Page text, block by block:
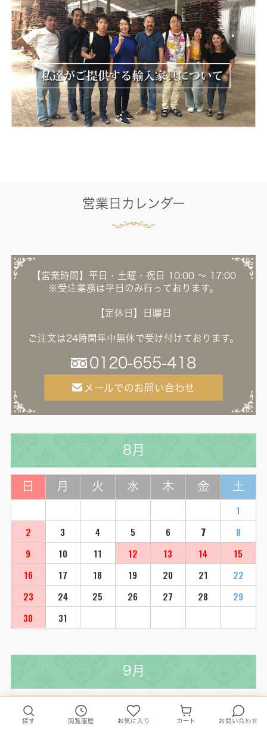
営業日カレンダー
【営業時間】平日・土曜・祝日 10:00 ～ 17:00
※受注業務は平日のみ行っております。
【定休日】日曜日
ご注文は24時間年中無休で受け付けております。
0120-655-418
メールでのお問い合わせ
8月
日 月 火 水 木 金 土
1
2
3 4 5 6 7
8
9
10 11 12 13 14
15
16
17 18 19 20 21
22
23
24 25 26 27 28
29
30
31
9月
日 水 土
探す 閲覧履歴 お気に入り カート お問い合わせ